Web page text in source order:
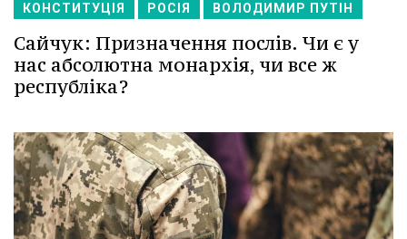
КОНСТИТУЦІЯ РОСІЯ ВОЛОДИМИР ПУТІН
Сайчук: Призначення послів. Чи є у
нас абсолютна монархія, чи все ж
республіка?